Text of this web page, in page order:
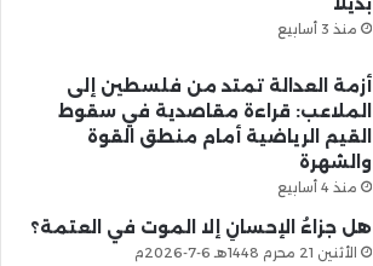
منذ 3 أسابيع
أزمة العدالة تمتد من فلسطين إلى
الملاعب: قراءة مقاصدية في سقوط
القيم الرياضية أمام منطق القوة
والشهرة
منذ 4 أسابيع
هل جزاءُ الإحسانِ إلا الموت في العتمة؟
الأثنين 21 محرم 1448هـ 6-7-2026م